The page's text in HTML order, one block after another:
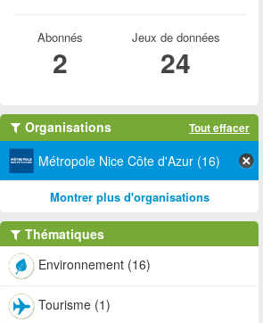
Abonnés
2
Jeux de données
24
Organisations Tout effacer
Métropole Nice Côte d'Azur (16)
Montrer plus d'organisations
Thématiques
Environnement (16)
Tourisme (1)